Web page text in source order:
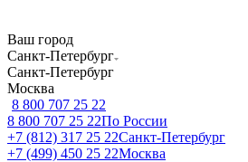
Ваш город
Санкт-Петербург
Санкт-Петербург
Москва
8 800 707 25 22
8 800 707 25 22По России
+7 (812) 317 25 22Санкт-Петербург
+7 (499) 450 25 22Москва